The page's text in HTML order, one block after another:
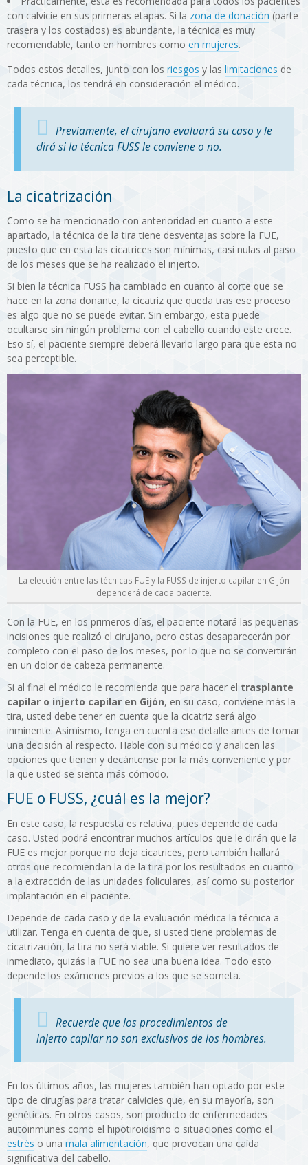
con calvicie en sus primeras etapas. Si la zona de donación (parte
trasera y los costados) es abundante, la técnica es muy
recomendable, tanto en hombres como en mujeres.
Todos estos detalles, junto con los riesgos y las limitaciones de
cada técnica, los tendrá en consideración el médico.
Previamente, el cirujano evaluará su caso y le
dirá si la técnica FUSS le conviene o no.
La cicatrización
Como se ha mencionado con anterioridad en cuanto a este
apartado, la técnica de la tira tiene desventajas sobre la FUE,
puesto que en esta las cicatrices son mínimas, casi nulas al paso
de los meses que se ha realizado el injerto.
Si bien la técnica FUSS ha cambiado en cuanto al corte que se
hace en la zona donante, la cicatriz que queda tras ese proceso
es algo que no se puede evitar. Sin embargo, esta puede
ocultarse sin ningún problema con el cabello cuando este crece.
Eso sí, el paciente siempre deberá llevarlo largo para que esta no
sea perceptible.
La elección entre las técnicas FUE y la FUSS de injerto capilar en Gijón
dependerá de cada paciente.
Con la FUE, en los primeros días, el paciente notará las pequeñas
incisiones que realizó el cirujano, pero estas desaparecerán por
completo con el paso de los meses, por lo que no se convertirán
en un dolor de cabeza permanente.
Si al final el médico le recomienda que para hacer el trasplante
capilar o injerto capilar en Gijón, en su caso, conviene más la
tira, usted debe tener en cuenta que la cicatriz será algo
inminente. Asimismo, tenga en cuenta ese detalle antes de tomar
una decisión al respecto. Hable con su médico y analicen las
opciones que tienen y decántense por la más conveniente y por
la que usted se sienta más cómodo.
FUE o FUSS, ¿cuál es la mejor?
En este caso, la respuesta es relativa, pues depende de cada
caso. Usted podrá encontrar muchos artículos que le dirán que la
FUE es mejor porque no deja cicatrices, pero también hallará
otros que recomiendan la de la tira por los resultados en cuanto
a la extracción de las unidades foliculares, así como su posterior
implantación en el paciente.
Depende de cada caso y de la evaluación médica la técnica a
utilizar. Tenga en cuenta de que, si usted tiene problemas de
cicatrización, la tira no será viable. Si quiere ver resultados de
inmediato, quizás la FUE no sea una buena idea. Todo esto
depende los exámenes previos a los que se someta.
Recuerde que los procedimientos de
injerto capilar no son exclusivos de los hombres.
En los últimos años, las mujeres también han optado por este
tipo de cirugías para tratar calvicies que, en su mayoría, son
genéticas. En otros casos, son producto de enfermedades
autoinmunes como el hipotiroidismo o situaciones como el
estrés o una mala alimentación, que provocan una caída
significativa del cabello.